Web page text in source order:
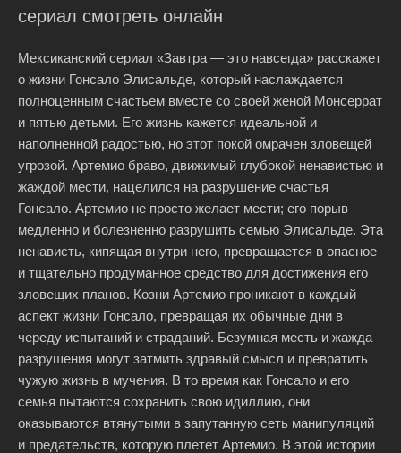
сериал смотреть онлайн
Мексиканский сериал «Завтра — это навсегда» расскажет
о жизни Гонсало Элисальде, который наслаждается
полноценным счастьем вместе со своей женой Монсеррат
и пятью детьми. Его жизнь кажется идеальной и
наполненной радостью, но этот покой омрачен зловещей
угрозой. Артемио браво, движимый глубокой ненавистью и
жаждой мести, нацелился на разрушение счастья
Гонсало. Артемио не просто желает мести; его порыв —
медленно и болезненно разрушить семью Элисальде. Эта
ненависть, кипящая внутри него, превращается в опасное
и тщательно продуманное средство для достижения его
зловещих планов. Козни Артемио проникают в каждый
аспект жизни Гонсало, превращая их обычные дни в
череду испытаний и страданий. Безумная месть и жажда
разрушения могут затмить здравый смысл и превратить
чужую жизнь в мучения. В то время как Гонсало и его
семья пытаются сохранить свою идиллию, они
оказываются втянутыми в запутанную сеть манипуляций
и предательств, которую плетет Артемио. В этой истории